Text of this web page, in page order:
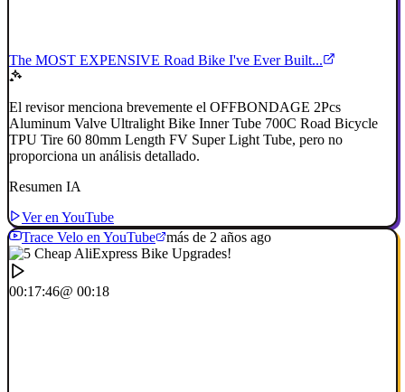
The MOST EXPENSIVE Road Bike I've Ever Built...
El revisor menciona brevemente el OFFBONDAGE 2Pcs
Aluminum Valve Ultralight Bike Inner Tube 700C Road Bicycle
TPU Tire 60 80mm Length FV Super Light Tube, pero no
proporciona un análisis detallado.
Resumen IA
Ver en YouTube
Trace Velo en YouTube
más de 2 años ago
00:17:46@ 00:18